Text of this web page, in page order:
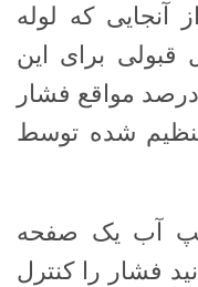
آنجایی که لوله
برای این
دستگاه دارد، بنابراین در 99 درصد مواقع فشار
شده توسط
آب یک صفحه
فشار را کنترل